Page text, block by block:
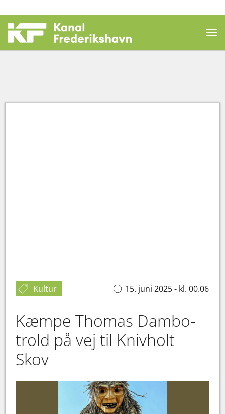
Kultur 15. juni 2025 - kl. 00.06
Kæmpe Thomas Dambo-
trold på vej til Knivholt
Skov